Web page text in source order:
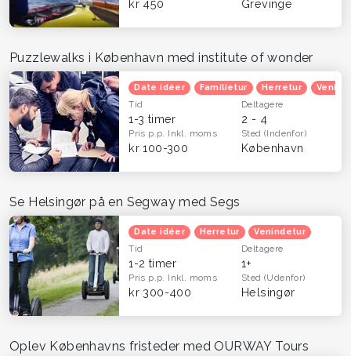
kr 450 Grevinge
Puzzlewalks i København med institute of wonder
Date idéer Familietur Herretur
Tid
1-3 timer
Deltagere
2 - 4
Pris p.p. Inkl. moms
kr 100-300
Sted(Indenfor)
København
Se Helsingør på en Segway med Segs
Date idéer Herretur Venindetur
Tid
1-2 timer
Deltagere
1+
Pris p.p. Inkl. moms
kr 300-400
Sted(Udenfor)
Helsingør
Oplev Københavns fristeder med OURWAY Tours